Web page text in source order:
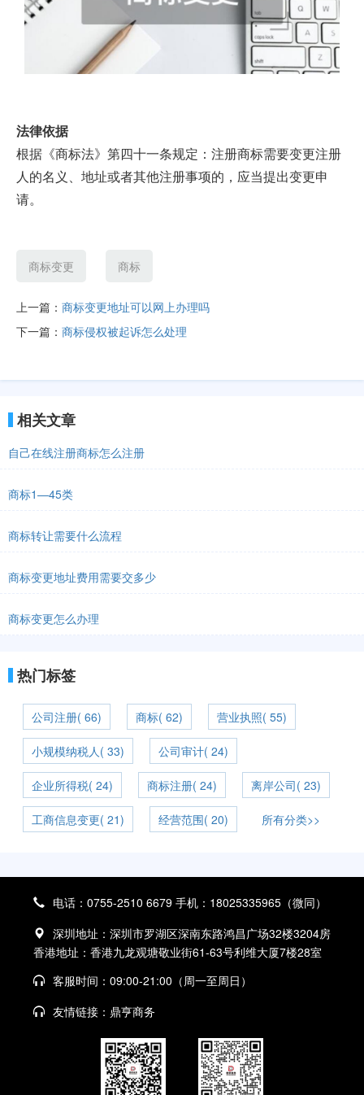
法律依据
根据《商标法》第四十一条规定：注册商标需要变更注册
人的名义、地址或者其他注册事项的，应当提出变更申
请。
商标变更 商标
上一篇： 商标变更地址可以网上办理吗
下一篇： 商标侵权被起诉怎么处理
相关文章
自己在线注册商标怎么注册
商标1—45类
商标转让需要什么流程
商标变更地址费用需要交多少
商标变更怎么办理
热门标签
公司注册( 66) 商标( 62) 营业执照( 55)
小规模纳税人( 33) 公司审计( 24)
企业所得税( 24) 商标注册( 24) 离岸公司( 23)
工商信息变更( 21) 经营范围( 20) 所有分类>>
电话：0755-2510 6679 手机：18025335965（微同）
深圳地址：深圳市罗湖区深南东路鸿昌广场32楼3204房
香港地址：香港九龙观塘敬业街61-63号利维大厦7楼28室
客服时间：09:00-21:00（周一至周日）
友情链接： 鼎亨商务